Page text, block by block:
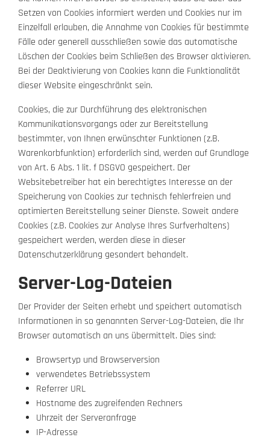
Setzen von Cookies informiert werden und Cookies nur im
Einzelfall erlauben, die Annahme von Cookies für bestimmte
Fälle oder generell ausschließen sowie das automatische
Löschen der Cookies beim Schließen des Browser aktivieren.
Bei der Deaktivierung von Cookies kann die Funktionalität
dieser Website eingeschränkt sein.
Cookies, die zur Durchführung des elektronischen
Kommunikationsvorgangs oder zur Bereitstellung
bestimmter, von Ihnen erwünschter Funktionen (z.B.
Warenkorbfunktion) erforderlich sind, werden auf Grundlage
von Art. 6 Abs. 1 lit. f DSGVO gespeichert. Der
Websitebetreiber hat ein berechtigtes Interesse an der
Speicherung von Cookies zur technisch fehlerfreien und
optimierten Bereitstellung seiner Dienste. Soweit andere
Cookies (z.B. Cookies zur Analyse Ihres Surfverhaltens)
gespeichert werden, werden diese in dieser
Datenschutzerklärung gesondert behandelt.
Server-Log-Dateien
Der Provider der Seiten erhebt und speichert automatisch
Informationen in so genannten Server-Log-Dateien, die Ihr
Browser automatisch an uns übermittelt. Dies sind:
Browsertyp und Browserversion
verwendetes Betriebssystem
Referrer URL
Hostname des zugreifenden Rechners
Uhrzeit der Serveranfrage
IP-Adresse